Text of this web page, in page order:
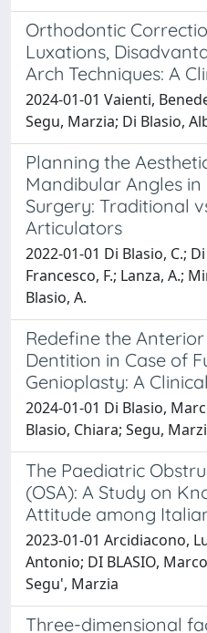
Orthodontic
Luxations,
Arch Techniques: A
2024-01-01 Vaienti,
Segu, Marzia; Di Blasio,
Planning the
Mandibular Angles
Surgery: Traditional
Articulators
2022-01-01 Di Blasio, C.;
Francesco, F.; Lanza, A.;
Blasio, A.
Redefine the
Dentition in Case of
Genioplasty: A
2024-01-01 Di Blasio,
Blasio, Chiara; Segu,
The Paediatric
(OSA): A Study on
Attitude among
2023-01-01 Arcidiacono,
Antonio; DI BLASIO,
Segu', Marzia
Three-dimensional